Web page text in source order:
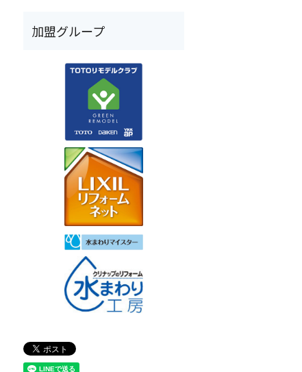
加盟グループ